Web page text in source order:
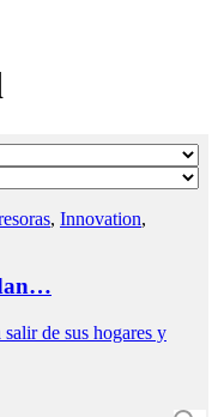
, Innovation,
de sus hogares y